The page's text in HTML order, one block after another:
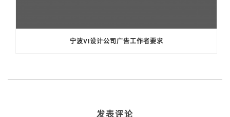
宁波VI设计公司广告工作者要求
发表评论